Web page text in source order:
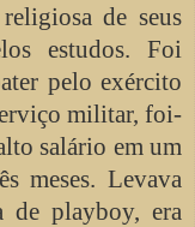
de seus
estudos. Foi
pelo exército
militar, foi-
salário em um
meses. Levava
de playboy, era